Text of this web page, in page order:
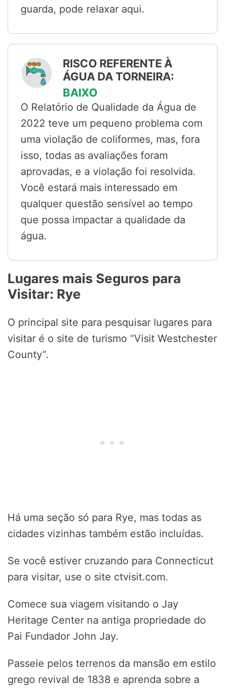
guarda, pode relaxar aqui.
RISCO REFERENTE À
ÁGUA DA TORNEIRA:
BAIXO
O Relatório de Qualidade da Água de
2022 teve um pequeno problema com
uma violação de coliformes, mas, fora
isso, todas as avaliações foram
aprovadas, e a violação foi resolvida.
Você estará mais interessado em
qualquer questão sensível ao tempo
que possa impactar a qualidade da
água.
Lugares mais Seguros para
Visitar: Rye
O principal site para pesquisar lugares para
visitar é o site de turismo “Visit Westchester
County”.
Há uma seção só para Rye, mas todas as
cidades vizinhas também estão incluídas.
Se você estiver cruzando para Connecticut
para visitar, use o site ctvisit.com.
Comece sua viagem visitando o Jay
Heritage Center na antiga propriedade do
Pai Fundador John Jay.
Passeie pelos terrenos da mansão em estilo
grego revival de 1838 e aprenda sobre a